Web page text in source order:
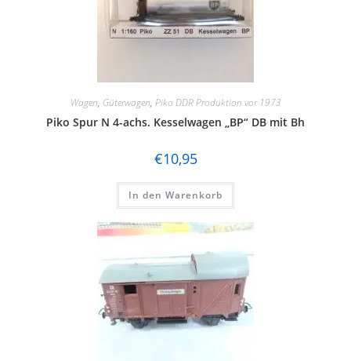
Wagen, Güterwagen, Piko DDR Produktion vor 1973
Piko Spur N 4-achs. Kesselwagen „BP“ DB mit Bh
€10,95
In den Warenkorb